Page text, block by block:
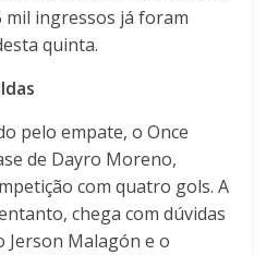
mil ingressos já foram
quinta.
pelo empate, o Once
de Dayro Moreno,
com quatro gols. A
chega com dúvidas
Malagón e o